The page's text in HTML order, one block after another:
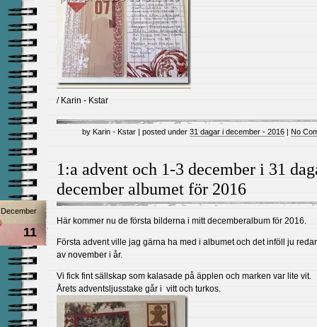
/ Karin - Kstar
by Karin - Kstar | posted under 31 dagar i december - 2016 | No
1:a advent och 1-3 december i 31
december albumet för 2016
December
11
Här kommer nu de första bilderna i mitt decemberalbum för 2016.
Första advent ville jag gärna ha med i albumet och det inföll ju
av november i år.
Vi fick fint sällskap som kalasade på äpplen och marken var lite vit.
Årets adventsljusstake går i vitt och turkos.